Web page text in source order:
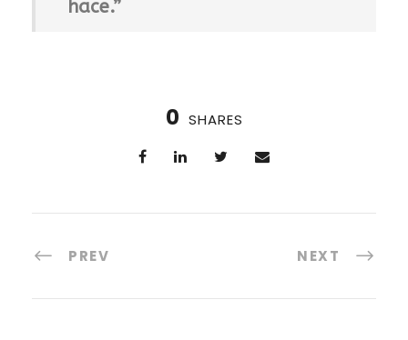
hace.”
0 SHARES
PREV NEXT